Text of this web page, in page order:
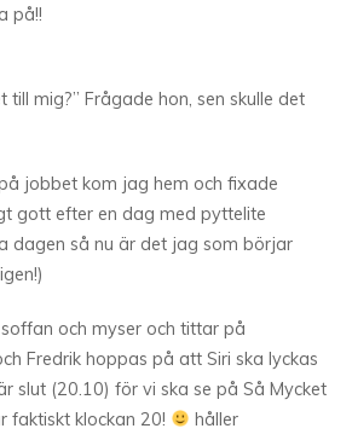
på!!
mig?” Frågade hon, sen skulle det
jobbet kom jag hem och fixade
gott efter en dag med pyttelite
dagen så nu är det jag som börjar
och myser och tittar på
Fredrik hoppas på att Siri ska lyckas
slut (20.10) för vi ska se på Så Mycket
faktiskt klockan 20!
håller